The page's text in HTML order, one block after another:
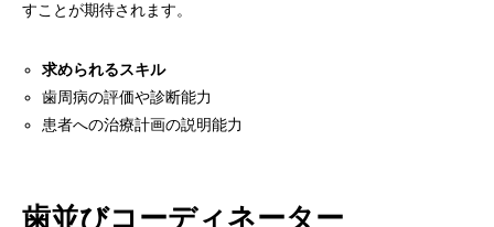
すことが期待されます。
求められるスキル
歯周病の評価や診断能力
患者への治療計画の説明能力
歯並びコーディネーター